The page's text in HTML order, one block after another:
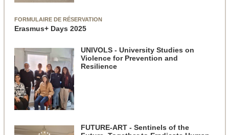
FORMULAIRE DE RÉSERVATION
Erasmus+ Days 2025
UNIVOLS - University Studies on
Violence for Prevention and
Resilience
FUTURE-ART - Sentinels of the